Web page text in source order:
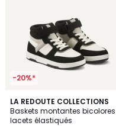
-20%*
LA REDOUTE COLLECTIONS
Baskets montantes
lacets élastiqués